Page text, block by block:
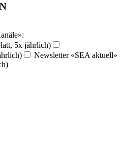
5x jährlich)
Newsletter «SEA aktuell»